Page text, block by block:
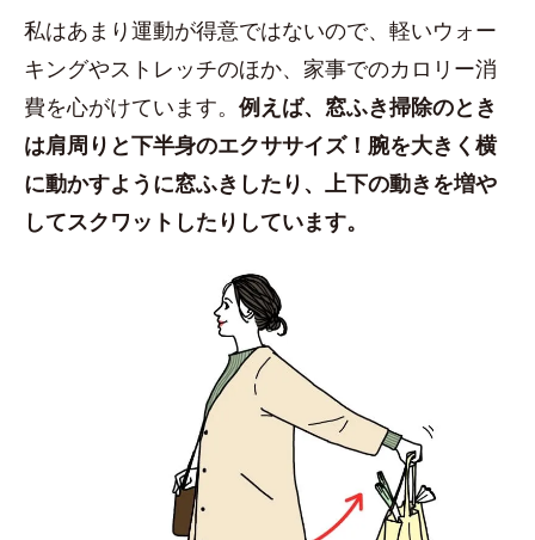
私はあまり運動が得意ではないので、軽いウォー
キングやストレッチのほか、家事でのカロリー消
費を心がけています。 例えば、窓ふき掃除のとき
は肩周りと下半身のエクササイズ！腕を大きく横
に動かすように窓ふきしたり、上下の動きを増や
してスクワットしたりしています。